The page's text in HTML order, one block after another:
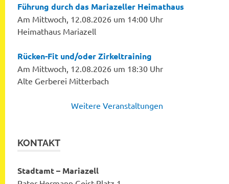
Führung durch das Mariazeller Heimathaus
Am Mittwoch, 12.08.2026 um 14:00 Uhr
Heimathaus Mariazell
Rücken-Fit und/oder Zirkeltraining
Am Mittwoch, 12.08.2026 um 18:30 Uhr
Alte Gerberei Mitterbach
Weitere Veranstaltungen
KONTAKT
Stadtamt – Mariazell